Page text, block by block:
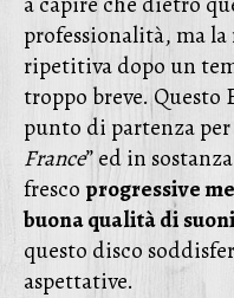
professionalità, ma
ripetitiva dopo un
troppo breve. Questo
punto di partenza
France” ed in
fresco progressive
buona qualità di suoni
questo disco
aspettative.